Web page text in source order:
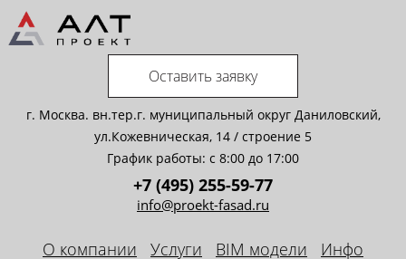
Оставить заявку
г. Москва. вн.тер.г. муниципальный округ Даниловский,
ул.Кожевническая, 14 / строение 5
График работы: с 8:00 до 17:00
+7 (495) 255-59-77
info@proekt-fasad.ru
О компании Услуги BIM модели
Инфо